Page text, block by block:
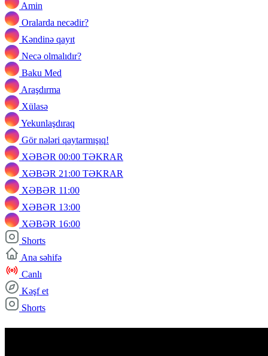
Amin
Oralarda necədir?
Kəndinə qayıt
Necə olmalıdır?
Baku Med
Araşdırma
Xülasə
Yekunlaşdıraq
Gör nələri qaytarmışıq!
XƏBƏR 00:00 TƏKRAR
XƏBƏR 21:00 TƏKRAR
XƏBƏR 11:00
XƏBƏR 13:00
XƏBƏR 16:00
Shorts
Ana səhifə
Canlı
Kəşf et
Shorts